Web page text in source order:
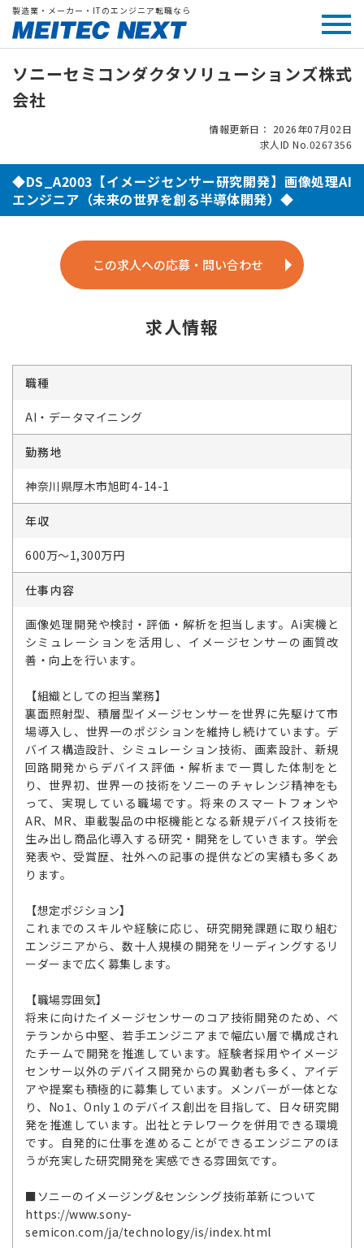
製造業・メーカー・ITのエンジニア転職なら
ソニーセミコンダクタソリューションズ株式
会社
情報更新日： 2026年07月02日
求人ID No.0267356
◆DS_A2003【イメージセンサー研究開発】画像処理AI
エンジニア（未来の世界を創る半導体開発）◆
この求人への応募・問い合わせ
求人情報
職種
AI・データマイニング
勤務地
神奈川県厚木市旭町4-14-1
年収
600万～1,300万円
仕事内容
画像処理開発や検討・評価・解析を担当します。Ai実機と
シミュレーションを活用し、イメージセンサーの画質改
善・向上を行います。
【組織としての担当業務】
裏面照射型、積層型イメージセンサーを世界に先駆けて市
場導入し、世界一のポジションを維持し続けています。デ
バイス構造設計、シミュレーション技術、画素設計、新規
回路開発からデバイス評価・解析まで一貫した体制をと
り、世界初、世界一の技術をソニーのチャレンジ精神をも
って、実現している職場です。将来のスマートフォンや
AR、MR、車載製品の中枢機能となる新規デバイス技術を
生み出し商品化導入する研究・開発をしていきます。学会
発表や、受賞歴、社外への記事の提供などの実績も多くあ
ります。
【想定ポジション】
これまでのスキルや経験に応じ、研究開発課題に取り組む
エンジニアから、数十人規模の開発をリーディングするリ
ーダーまで広く募集します。
【職場雰囲気】
将来に向けたイメージセンサーのコア技術開発のため、ベ
テランから中堅、若手エンジニアまで幅広い層で構成され
たチームで開発を推進しています。経験者採用やイメージ
センサー以外のデバイス開発からの異動者も多く、アイデ
アや提案も積極的に募集しています。メンバーが一体とな
り、No1、Only１のデバイス創出を目指して、日々研究開
発を推進しています。出社とテレワークを併用できる環境
です。自発的に仕事を進めることができるエンジニアのほ
うが充実した研究開発を実感できる雰囲気です。
■ソニーのイメージング&センシング技術革新について
https://www.sony-
semicon.com/ja/technology/is/index.html